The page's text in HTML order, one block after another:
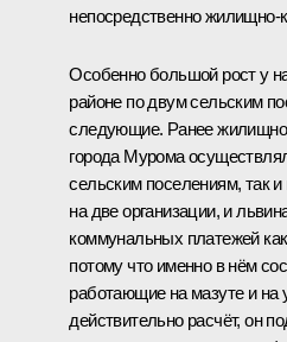
непосредственно жилищно-
Особенно большой рост у
районе по двум сельским
следующие. Ранее
города Мурома
сельским поселениям, так
на две организации, и
коммунальных платежей
потому что именно в нём
работающие на мазуте и на
действительно расчёт, он